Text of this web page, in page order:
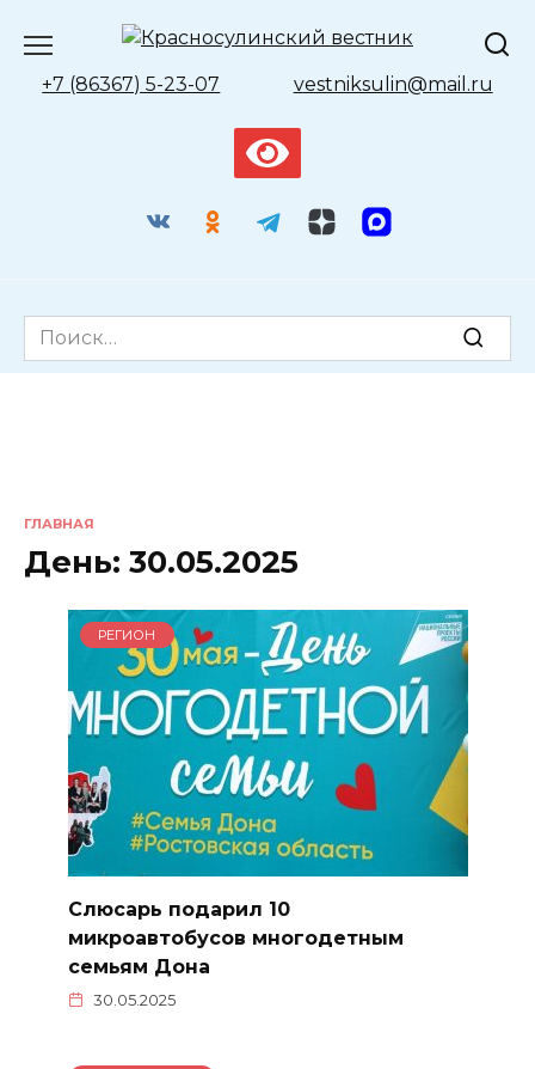
содержанию
+7 (86367) 5-23-07 vestniksulin@mail.ru
Search
for:
ГЛАВНАЯ
День: 30.05.2025
РЕГИОН
Слюсарь подарил 10
микроавтобусов многодетным
семьям Дона
30.05.2025